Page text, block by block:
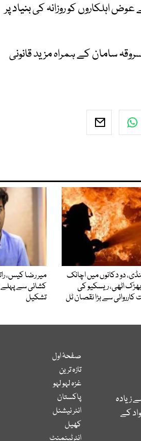
اہلکاروں کو روزانہ کی بنیاد پر
سامان کے ہمراہ مزید قانونی
دو دکانوں میں اچانک
اٹھی، ریسکیو کی
کارروائی سے بڑا نقصان ٹل
میر رضا کیس،
کشائی سے پہلے
تشکیل
زیادہ
کے
صفحۂ اول
تازہ ترین
غزہ لہو لہو
پاکستان
انٹر نیشنل
کھیل
انٹرٹینمنٹ